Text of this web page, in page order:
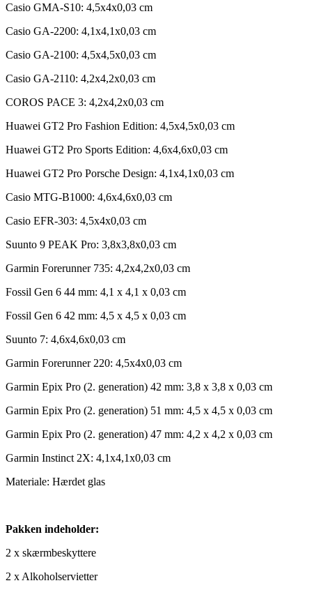
Casio GMA-S10: 4,5x4x0,03 cm
Casio GA-2200: 4,1x4,1x0,03 cm
Casio GA-2100: 4,5x4,5x0,03 cm
Casio GA-2110: 4,2x4,2x0,03 cm
COROS PACE 3: 4,2x4,2x0,03 cm
Huawei GT2 Pro Fashion Edition: 4,5x4,5x0,03 cm
Huawei GT2 Pro Sports Edition: 4,6x4,6x0,03 cm
Huawei GT2 Pro Porsche Design: 4,1x4,1x0,03 cm
Casio MTG-B1000: 4,6x4,6x0,03 cm
Casio EFR-303: 4,5x4x0,03 cm
Suunto 9 PEAK Pro: 3,8x3,8x0,03 cm
Garmin Forerunner 735: 4,2x4,2x0,03 cm
Fossil Gen 6 44 mm: 4,1 x 4,1 x 0,03 cm
Fossil Gen 6 42 mm: 4,5 x 4,5 x 0,03 cm
Suunto 7: 4,6x4,6x0,03 cm
Garmin Forerunner 220: 4,5x4x0,03 cm
Garmin Epix Pro (2. generation) 42 mm: 3,8 x 3,8 x 0,03 cm
Garmin Epix Pro (2. generation) 51 mm: 4,5 x 4,5 x 0,03 cm
Garmin Epix Pro (2. generation) 47 mm: 4,2 x 4,2 x 0,03 cm
Garmin Instinct 2X: 4,1x4,1x0,03 cm
Materiale: Hærdet glas
Pakken indeholder:
2 x skærmbeskyttere
2 x Alkoholservietter